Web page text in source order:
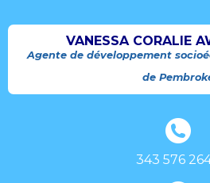
VANESSA CORALIE
Agente de développement
de
343 576